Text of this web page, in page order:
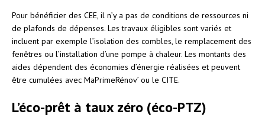
Pour bénéficier des CEE, il n’y a pas de conditions de ressources ni
de plafonds de dépenses. Les travaux éligibles sont variés et
incluent par exemple l’isolation des combles, le remplacement des
fenêtres ou l’installation d’une pompe à chaleur. Les montants des
aides dépendent des économies d’énergie réalisées et peuvent
être cumulées avec MaPrimeRénov’ ou le CITE.
L’éco-prêt à taux zéro (éco-PTZ)